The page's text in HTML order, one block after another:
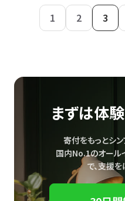
1 2 3
まずは体験
寄付をもっとシン
国内No.1のオール
で、支援を